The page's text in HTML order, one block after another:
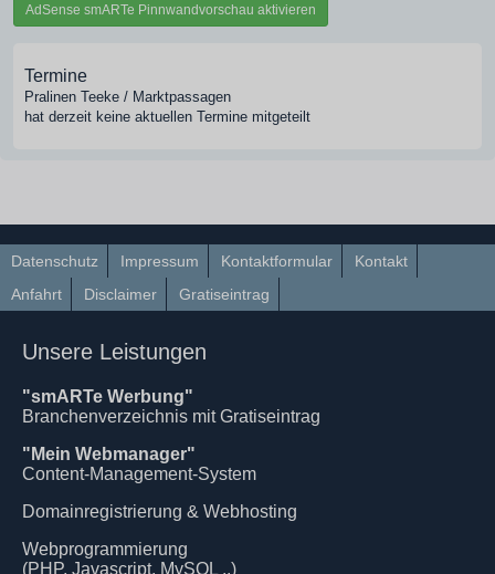
AdSense smARTe Pinnwandvorschau aktivieren
Termine
Pralinen Teeke / Marktpassagen
hat derzeit keine aktuellen Termine mitgeteilt
Datenschutz Impressum Kontaktformular
Kontakt
Anfahrt
Disclaimer Gratiseintrag
Unsere Leistungen
"smARTe Werbung"
Branchenverzeichnis mit Gratiseintrag
"Mein Webmanager"
Content-Management-System
Domainregistrierung & Webhosting
Webprogrammierung
(PHP, Javascript, MySQL ..)